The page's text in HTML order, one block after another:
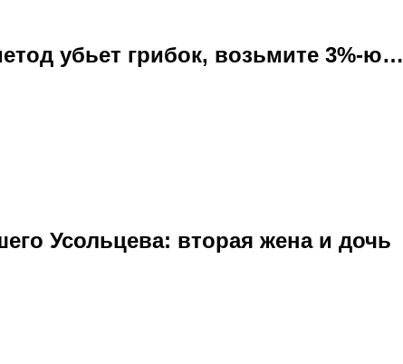
убьет грибок, возьмите 3%-ю…
Усольцева: вторая жена и дочь